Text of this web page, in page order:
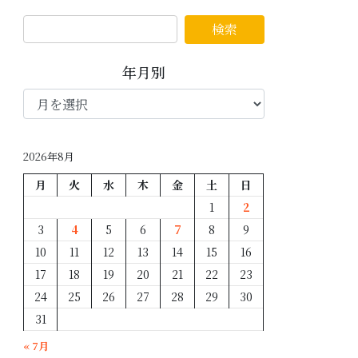
年月別
年
2026年8月
月 火 水 木 金 土
日
1
2
3
4 5 6 7 8
9
10
11 12 13 14 15
16
17
18 19 20 21 22
23
24
25 26 27 28 29
30
31
« 7月